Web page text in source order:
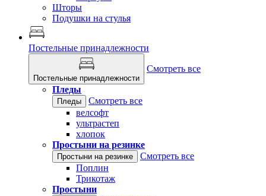
Шторы
Подушки на стулья
Постельные принадлежности
Постельные принадлежности
Смотреть все
Пледы
Пледы
Смотреть все
велсофт
ультрастеп
хлопок
Простыни на резинке
Простыни на резинке
Смотреть все
Поплин
Трикотаж
Простыни